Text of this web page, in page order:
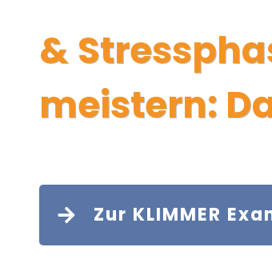
&
meistern:
Zur KLIMMER